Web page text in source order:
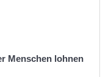
Menschen lohnen